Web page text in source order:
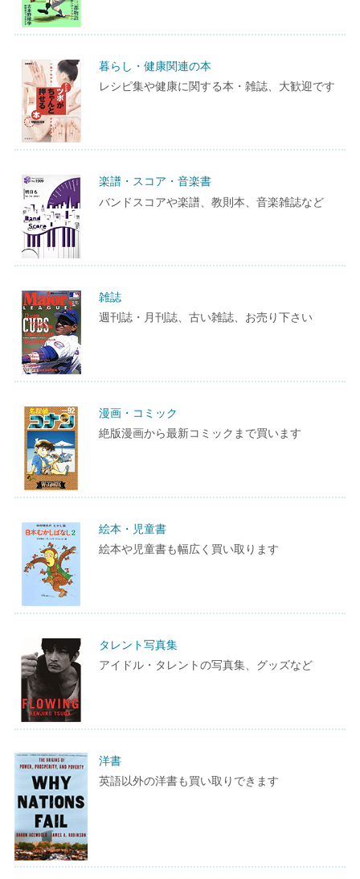
暮らし・健康関連の本
レシピ集や健康に関する本・雑誌、大歓迎です
楽譜・スコア・音楽書
バンドスコアや楽譜、教則本、音楽雑誌など
雑誌
週刊誌・月刊誌、古い雑誌、お売り下さい
漫画・コミック
絶版漫画から最新コミックまで買います
絵本・児童書
絵本や児童書も幅広く買い取ります
タレント写真集
アイドル・タレントの写真集、グッズなど
洋書
英語以外の洋書も買い取りできます